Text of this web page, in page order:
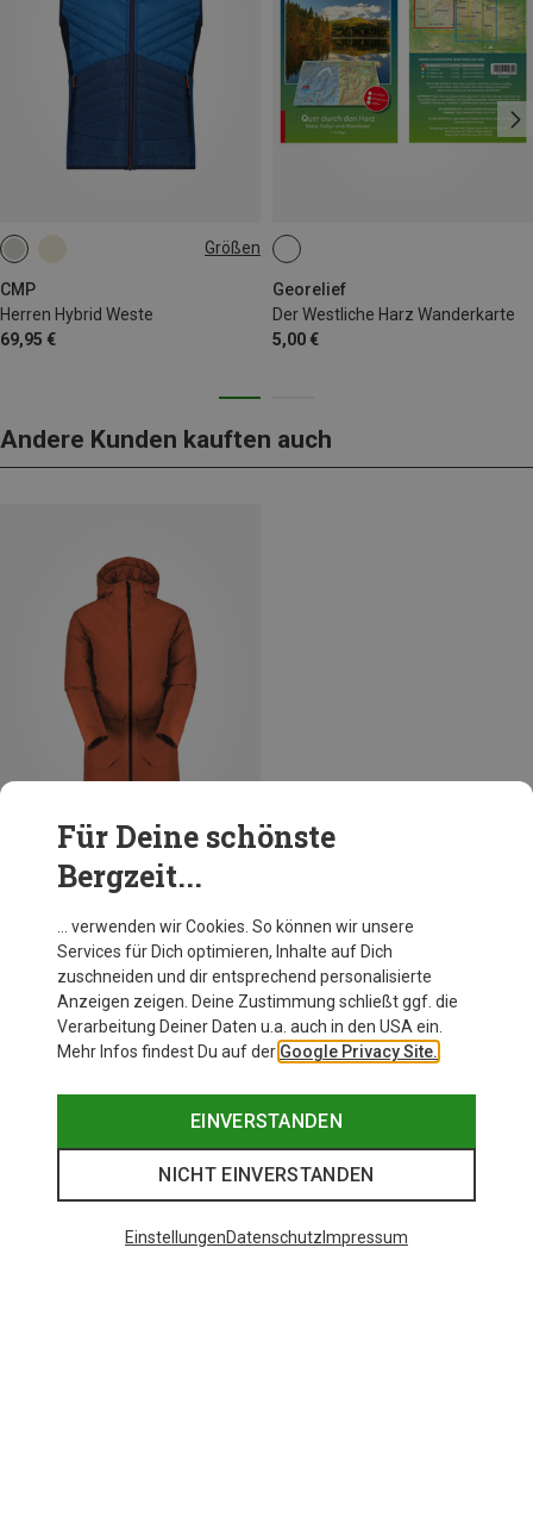
Größen
CMP
Herren Hybrid Weste
69,95 €
XL
Georelief
Der Westliche Harz Wanderkarte
5,00 €
Andere Kunden kauften auch
Du sparst 58%
Für Deine schönste
Bergzeit...
… verwenden wir Cookies. So können wir unsere
Services für Dich optimieren, Inhalte auf Dich
zuschneiden und dir entsprechend personalisierte
Anzeigen zeigen. Deine Zustimmung schließt ggf. die
Verarbeitung Deiner Daten u.a. auch in den USA ein.
Mehr Infos findest Du auf der Google Privacy Site.
EINVERSTANDEN
NICHT EINVERSTANDEN
EinstellungenDatenschutz Impressum